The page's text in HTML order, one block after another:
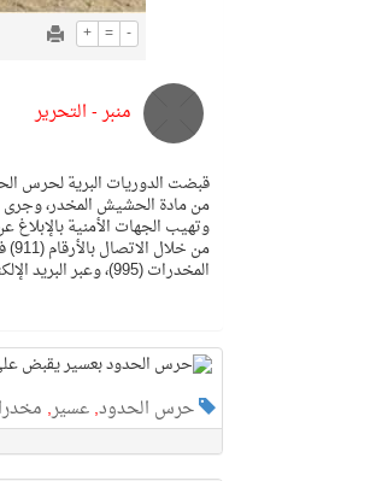
+ = -
منبر - التحرير
من مادة الحشيش المخدر، وجرى
وتهيب الجهات الأمنية
المخدرات (995)، وعبر البريد الإلكتروني 995@gdnc.gov.sa، وستعالج جميع البلاغات بسرية تامة.
حرس الحدود,عسير,